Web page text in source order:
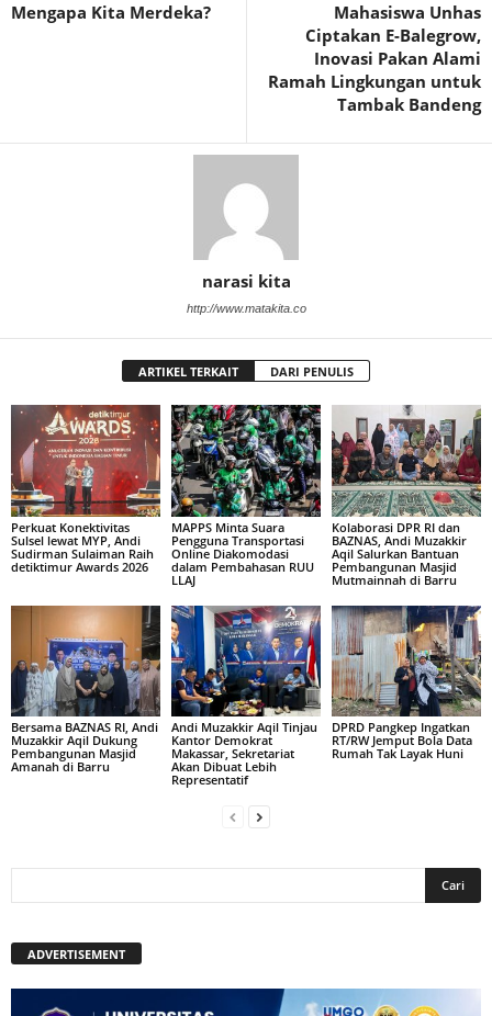
Mengapa Kita Merdeka?
Mahasiswa Unhas
Ciptakan E-Balegrow,
Inovasi Pakan Alami
Ramah Lingkungan untuk
Tambak Bandeng
narasi kita
http://www.matakita.co
ARTIKEL TERKAIT DARI PENULIS
Perkuat Konektivitas
Sulsel lewat MYP, Andi
Sudirman Sulaiman Raih
detiktimur Awards 2026
MAPPS Minta Suara
Pengguna Transportasi
Online Diakomodasi
dalam Pembahasan RUU
LLAJ
Kolaborasi DPR RI dan
BAZNAS, Andi Muzakkir
Aqil Salurkan Bantuan
Pembangunan Masjid
Mutmainnah di Barru
Bersama BAZNAS RI, Andi
Muzakkir Aqil Dukung
Pembangunan Masjid
Amanah di Barru
Andi Muzakkir Aqil Tinjau
Kantor Demokrat
Makassar, Sekretariat
Akan Dibuat Lebih
Representatif
DPRD Pangkep Ingatkan
RT/RW Jemput Bola Data
Rumah Tak Layak Huni
ADVERTISEMENT